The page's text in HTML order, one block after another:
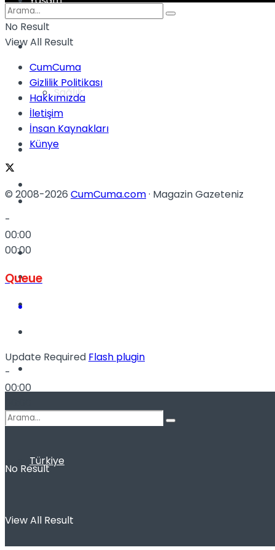
Sağlık
Kadınca
Türkiye
Türkiye
Müzik
Sinema
Tatil
Spor
No Result
View All Result
No Result
View All Result
CumCuma
Gizlilik Politikası
Hakkımızda
İletişim
İnsan Kaynakları
Künye
© 2008-2026 CumCuma.com· Magazin Gazeteniz
-
00:00
00:00
Queue
Update Required Flash plugin
-
00:00